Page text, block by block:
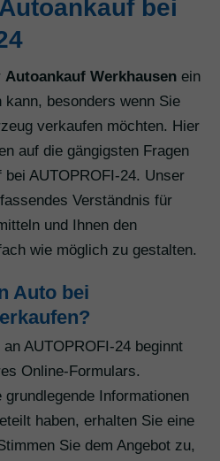
bei
Autoankauf Werkhausen ein
besonders wenn Sie
verkaufen möchten. Hier
auf die gängigsten Fragen
bei AUTOPROFI-24. Unser
Verständnis für
und Ihnen den
wie möglich zu gestalten.
Auto bei
AUTOPROFI-24 beginnt
Online-Formulars.
Informationen
haben, erhalten Sie eine
Sie dem Angebot zu,